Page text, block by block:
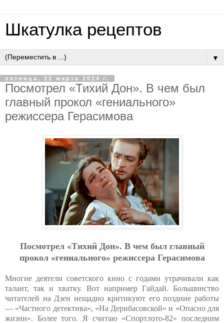
Шкатулка рецептов
▼
пятница, 22 марта 2024 г.
Посмотрел «Тихий Дон». В чем был
главный прокол «гениального»
режиссера Герасимова
Посмотрел «Тихий Дон». В чем был главный
прокол «гениального» режиссера Герасимова
Многие деятели советского кино с годами утрачивали как
талант, так и хватку. Вот например Гайдай. Большинство
читателей на Дзен нещадно критикуют его поздние работы
— «Частного детектива», «На Дерибасовской» и «Опасно для
жизни». Более того. Я считаю «Спортлото-82» последним